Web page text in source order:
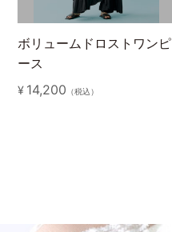
ボリュームドロストワンピ
ース
¥ 14,200 （税込）